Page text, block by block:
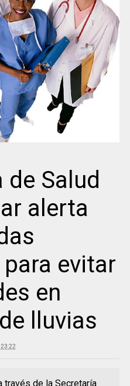
Salud
alerta
evitar
en
lluvias
través de la Secretaría